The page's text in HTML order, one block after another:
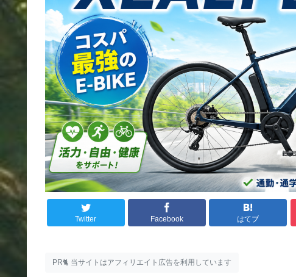
Twitter Facebook はてブ
PR🐈 当サイトはアフィリエイト広告を利用しています